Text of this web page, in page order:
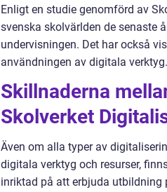
Enligt en studie genomförd av
svenska skolvärlden de senaste
undervisningen. Det har också
användningen av digitala verktyg.
Skillnaderna
Skolverket
Även om alla typer av
digitala verktyg och resurser,
inriktad på att erbjuda utbildning